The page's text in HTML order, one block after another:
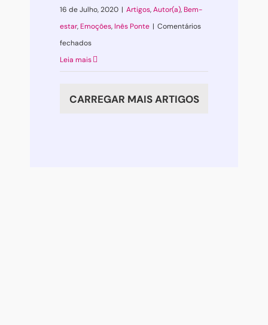
16 de Julho, 2020 | Artigos,Autor(a), Bem-
estar, Emoções, Inês Ponte | Comentários
fechadosem
Abrir
Leia mais
CARREGAR MAIS ARTIGOS